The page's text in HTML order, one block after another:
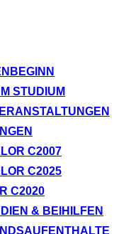
STUDIUM
C2007
C2025
C2020
& BEIHILFEN